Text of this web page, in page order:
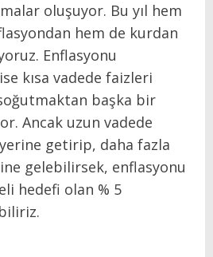
oluşuyor. Bu yıl hem
hem de kurdan
Enflasyonu
kısa vadede faizleri
başka bir
Ancak uzun vadede
getirip, daha fazla
gelebilirsek, enflasyonu
hedefi olan % 5